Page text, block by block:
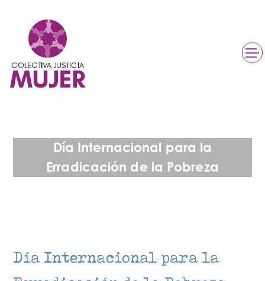
Día Internacional para la
Erradicación de la Pobreza
Día Internacional para la